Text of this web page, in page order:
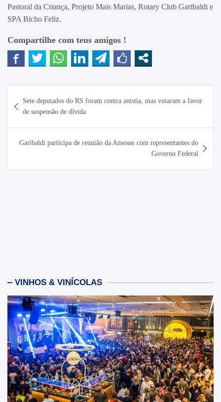
Pastoral da Criança, Projeto Mais Marias, Rotary Club Garibaldi e
SPA Bicho Feliz.
Compartilhe com teus amigos !
de
Post
Sete deputados do RS foram contra anistia, mas votaram a favor
de suspensão de dívida
Garibaldi participa de reunião da Amesne com representantes do
Governo Federal
VINHOS & VINÍCOLAS